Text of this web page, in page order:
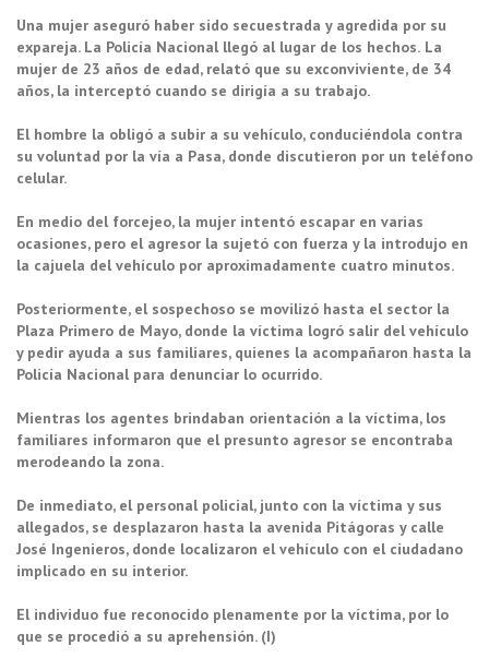
Una mujer aseguró haber sido secuestrada y agredida por su
expareja. La Policía Nacional llegó al lugar de los hechos. La
mujer de 23 años de edad, relató que su exconviviente, de 34
años, la interceptó cuando se dirigía a su trabajo.
El hombre la obligó a subir a su vehículo, conduciéndola contra
su voluntad por la vía a Pasa, donde discutieron por un teléfono
celular.
En medio del forcejeo, la mujer intentó escapar en varias
ocasiones, pero el agresor la sujetó con fuerza y la introdujo en
la cajuela del vehículo por aproximadamente cuatro minutos.
Posteriormente, el sospechoso se movilizó hasta el sector la
Plaza Primero de Mayo, donde la víctima logró salir del vehículo
y pedir ayuda a sus familiares, quienes la acompañaron hasta la
Policía Nacional para denunciar lo ocurrido.
Mientras los agentes brindaban orientación a la víctima, los
familiares informaron que el presunto agresor se encontraba
merodeando la zona.
De inmediato, el personal policial, junto con la víctima y sus
allegados, se desplazaron hasta la avenida Pitágoras y calle
José Ingenieros, donde localizaron el vehículo con el ciudadano
implicado en su interior.
El individuo fue reconocido plenamente por la víctima, por lo
que se procedió a su aprehensión. (I)